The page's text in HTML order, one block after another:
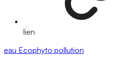
lien
eau Ecophyto pollution